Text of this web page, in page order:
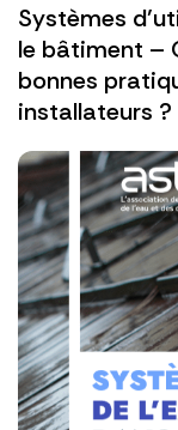
Systèmes
le bâtiment –
bonnes
installateurs ?